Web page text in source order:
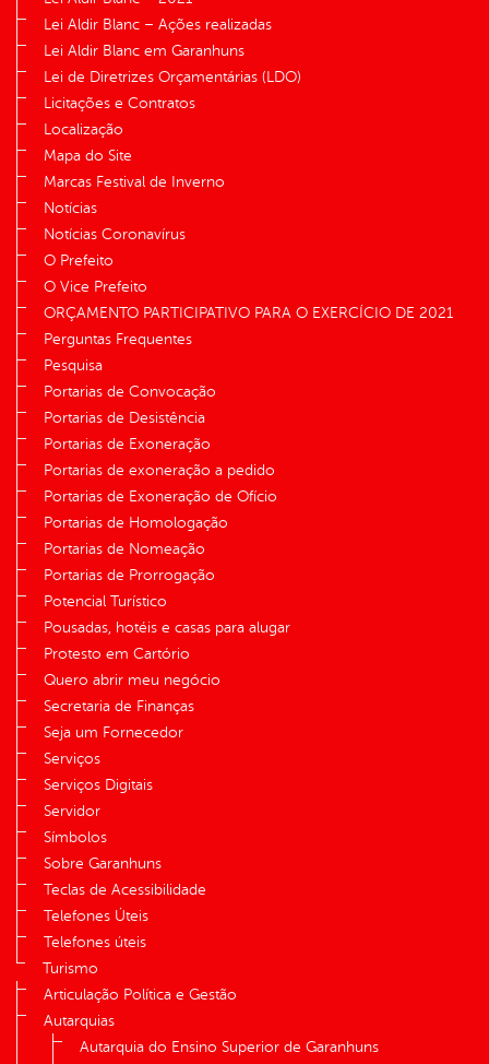
Lei Aldir Blanc – Ações realizadas
Lei Aldir Blanc em Garanhuns
Lei de Diretrizes Orçamentárias (LDO)
Licitações e Contratos
Localização
Mapa do Site
Marcas Festival de Inverno
Notícias
Notícias Coronavírus
O Prefeito
O Vice Prefeito
ORÇAMENTO PARTICIPATIVO PARA O EXERCÍCIO DE 2021
Perguntas Frequentes
Pesquisa
Portarias de Convocação
Portarias de Desistência
Portarias de Exoneração
Portarias de exoneração a pedido
Portarias de Exoneração de Ofício
Portarias de Homologação
Portarias de Nomeação
Portarias de Prorrogação
Potencial Turístico
Pousadas, hotéis e casas para alugar
Protesto em Cartório
Quero abrir meu negócio
Secretaria de Finanças
Seja um Fornecedor
Serviços
Serviços Digitais
Servidor
Símbolos
Sobre Garanhuns
Teclas de Acessibilidade
Telefones Úteis
Telefones úteis
Turismo
Articulação Política e Gestão
Autarquias
Autarquia do Ensino Superior de Garanhuns